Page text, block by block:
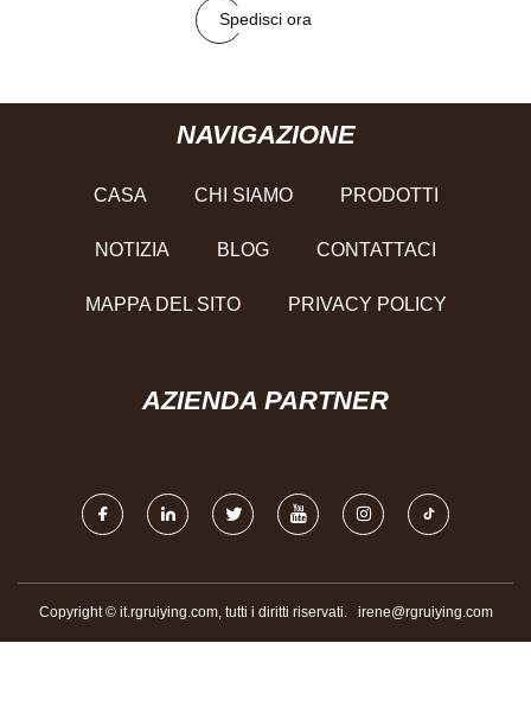
Spedisci ora
NAVIGAZIONE
CASA CHI SIAMO PRODOTTI
NOTIZIA BLOG CONTATTACI
MAPPA DEL SITO PRIVACY POLICY
AZIENDA PARTNER
Copyright © it.rgruiying.com, tutti i diritti riservati. irene@rgruiying.com